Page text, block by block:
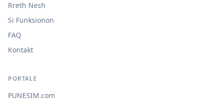
Rreth Nesh
Si Funksionon
FAQ
Kontakt
PORTALE
PUNESIM.com